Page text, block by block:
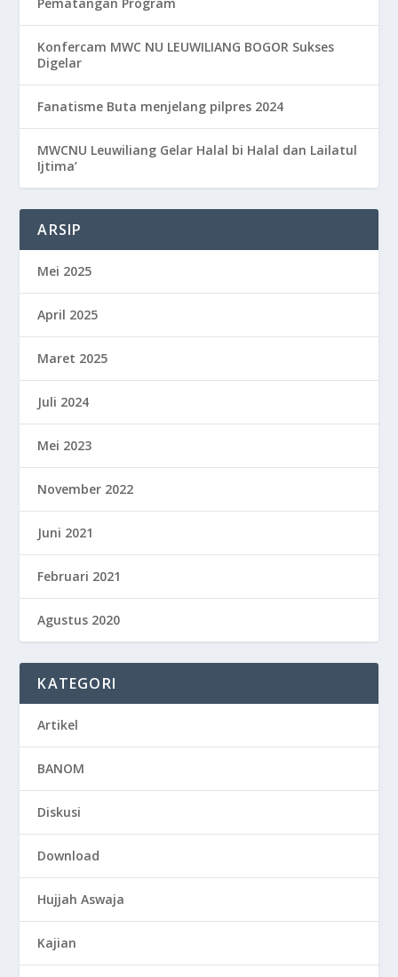
Pematangan Program
Konfercam MWC NU LEUWILIANG BOGOR Sukses
Digelar
Fanatisme Buta menjelang pilpres 2024
MWCNU Leuwiliang Gelar Halal bi Halal dan Lailatul
Ijtima’
ARSIP
Mei 2025
April 2025
Maret 2025
Juli 2024
Mei 2023
November 2022
Juni 2021
Februari 2021
Agustus 2020
KATEGORI
Artikel
BANOM
Diskusi
Download
Hujjah Aswaja
Kajian